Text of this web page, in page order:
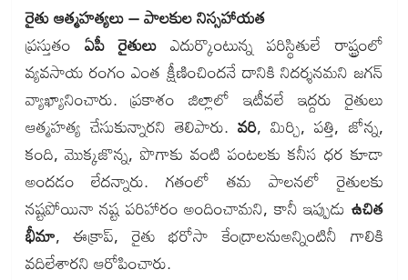
రైతు ఆత్మహత్యలు – పాలకుల నిస్సహాయత
ప్రస్తుతం ఏపీ రైతులుఎదుర్కొంటున్న పరిస్థితులే రాష్ట్రంలో
వ్యవసాయ రంగం ఎంత క్షీణించిందనే దానికి నిదర్శనమని జగన్
వ్యాఖ్యానించారు. ప్రకాశం జిల్లాలో ఇటీవలే ఇద్దరు రైతులు
ఆత్మహత్య చేసుకున్నారని తెలిపారు. వరి, మిర్చి, పత్తి, జోన్న,
కంది, మొక్కజొన్న, పొగాకు వంటి పంటలకు కనీస ధర కూడా
అందడం లేదన్నారు. గతంలో తమ పాలనలో రైతులకు
నష్టపోయినా నష్ట పరిహారం అందించామని, కానీ ఇప్పుడు ఉచిత
భీమా, ఈక్రాప్, రైతు భరోసా కేంద్రాలనుఅన్నింటినీ గాలికి
వదిలేశారని ఆరోపించారు.